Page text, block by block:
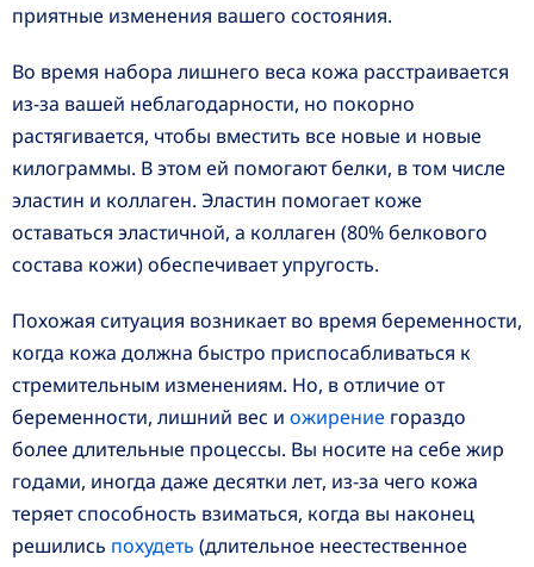
приятные изменения вашего состояния.
Во время набора лишнего веса кожа расстраивается
из-за вашей неблагодарности, но покорно
растягивается, чтобы вместить все новые и новые
килограммы. В этом ей помогают белки, в том числе
эластин и коллаген. Эластин помогает коже
оставаться эластичной, а коллаген (80% белкового
состава кожи) обеспечивает упругость.
Похожая ситуация возникает во время беременности,
когда кожа должна быстро приспосабливаться к
стремительным изменениям. Но, в отличие от
беременности, лишний вес и ожирение гораздо
более длительные процессы. Вы носите на себе жир
годами, иногда даже десятки лет, из-за чего кожа
теряет способность взиматься, когда вы наконец
решились похудеть (длительное неестественное